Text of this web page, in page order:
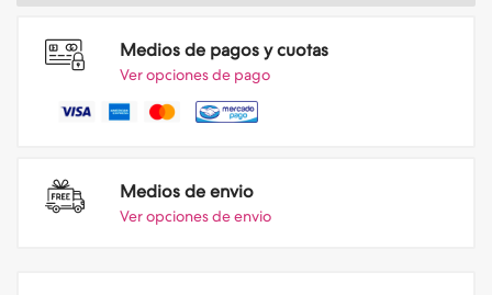
Medios de pagos y cuotas
Ver opciones de pago
Medios de envio
Ver opciones de envio